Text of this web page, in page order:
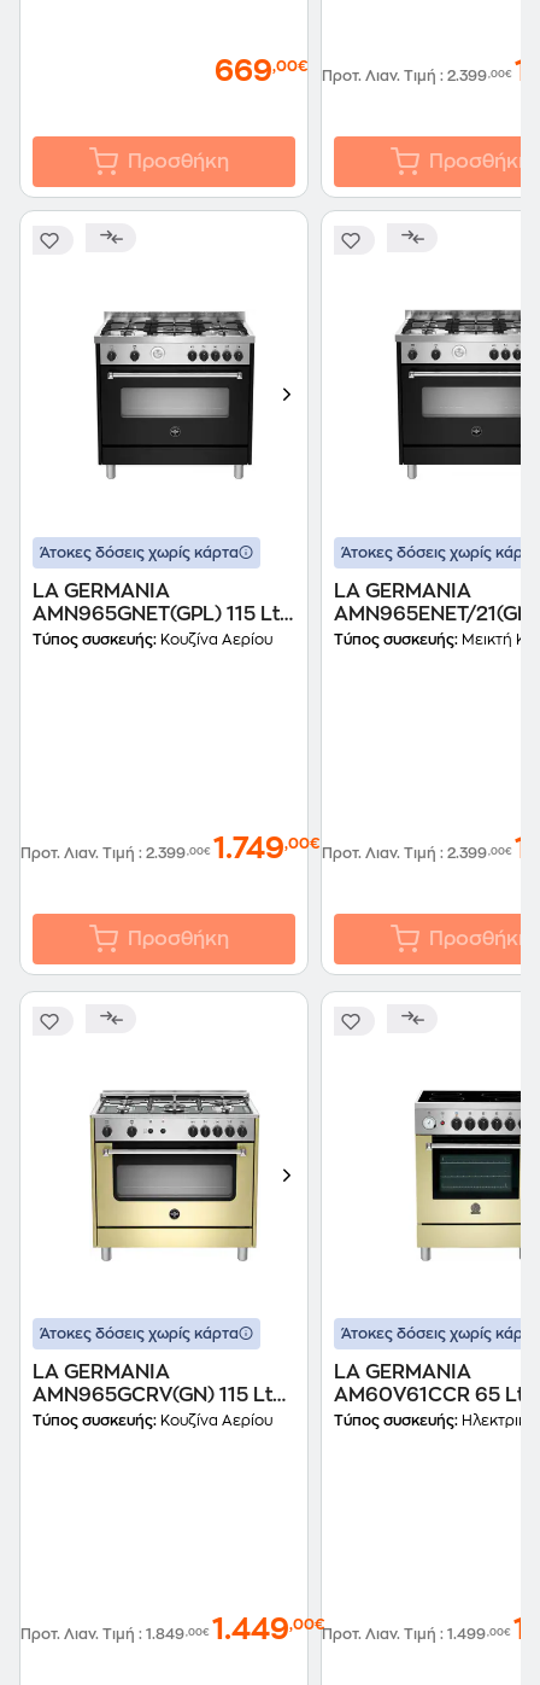
669,00€
Προσθήκη
Προτ. Λιαν. Τιμή : 2.399,00€
Προσθήκη
Άτοκες δόσεις χωρίς κάρτα
LA GERMANIA
AMN965GNET(GPL) 115 Lt
Μαύρο Κουζίνα Υγραερίου
Τύπος συσκευής: Κουζίνα Αερίου
Προτ. Λιαν. Τιμή : 2.399,00€ 1.749,00€
Προσθήκη
Άτοκες δόσεις χωρίς κάρτα
LA GERMANIA
AMN965ENET/21(GN)
Μαύρο Κουζίνα
Τύπος συσκευής: Μεικτή
Προτ. Λιαν. Τιμή : 2.399,00€
Προσθήκη
Άτοκες δόσεις χωρίς κάρτα
LA GERMANIA
AMN965GCRV(GN) 115 Lt
Κίτρινο Κουζίνα Φυσικού
Τύπος συσκευής: Κουζίνα Αερίου
Προτ. Λιαν. Τιμή : 1.849,00€ 1.449,00€
Άτοκες δόσεις χωρίς κάρτα
LA GERMANIA
AM60V61CCR 65 Lt
Κίτρινο Ηλεκτρική
Τύπος συσκευής: Ηλεκτρική
Προτ. Λιαν. Τιμή : 1.499,00€